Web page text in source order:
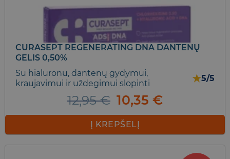
CURASEPT REGENERATING DNA DANTENŲ
GELIS 0,50%
Su hialuronu, dantenų gydymui,
kraujavimui ir uždegimui slopinti
★5/5
12,95€ Original
price
was:
12,95 €.
10,35 €Current
price
10,35 €.
Į KREPŠELĮ